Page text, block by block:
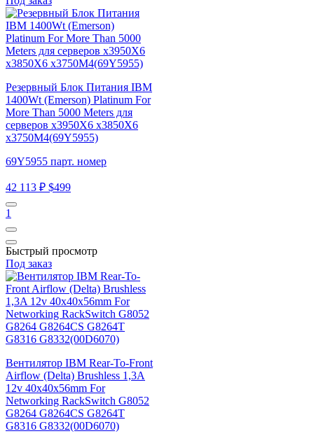
Резервный Блок Питания IBM
1400Wt (Emerson) Platinum For
More Than 5000 Meters для
серверов x3950X6 x3850X6
x3750M4(69Y5955)
69Y5955 парт. номер
42 113 ₽ $499
1
Быстрый просмотр
Под заказ
Вентилятор IBM Rear-To-Front
Airflow (Delta) Brushless 1,3A
12v 40x40x56mm For
Networking RackSwitch G8052
G8264 G8264CS G8264T
G8316 G8332(00D6070)